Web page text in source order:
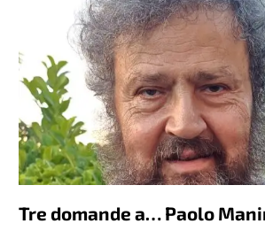
Tre domande a… Paolo